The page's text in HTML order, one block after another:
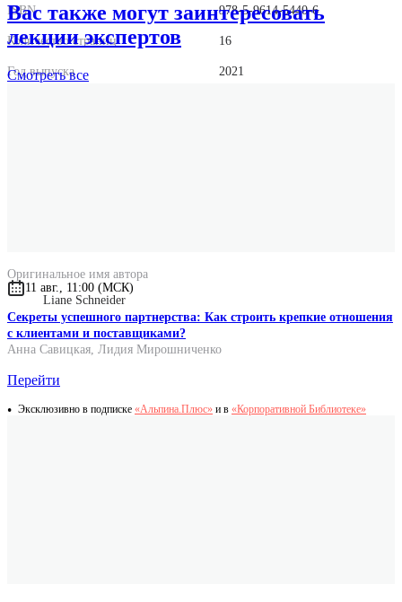
ISBN 978-5-9614-5440-6
Количество страниц 16
Год выпуска 2021
Оригинальное имя автора
Liane Schneider
Вас также могут заинтересовать
лекции экспертов
Смотретьвсе
11 авг., 11:00 (МСК)
Секреты успешного партнерства: Как строить крепкие отношения
с клиентами и поставщиками?
Анна Савицкая, Лидия Мирошниченко
Перейти
Эксклюзивно в подписке «Альпина.Плюс» и в «Корпоративной Библиотеке»